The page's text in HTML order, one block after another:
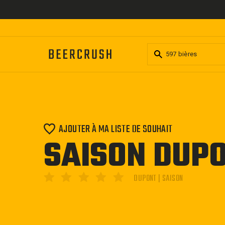
au
AJOUTER À MA LISTE DE SOUHAIT
SAISONDUPONT | SAISON